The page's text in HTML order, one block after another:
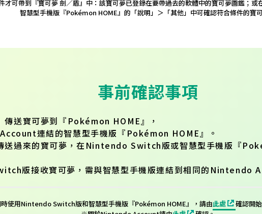
才可帶到『寶可夢 劍／盾』中：該寶可夢已登錄在要帶過去的軟體中的寶可夢圖鑑；
智慧型手機版『Pokémon HOME』的「說明」＞「其他」中可確認符合條件的寶
事前確認事項
送寶可夢到『Pokémon HOME』，
連結的智慧型手機版『Pokémon HOME』。
送過來的寶可夢，在Nintendo Switch版或智慧型手機版『
版接收寶可夢，需與智慧型手機版連結到相同的Nintendo
使用Nintendo Switch版和智慧型手機版『Pokémon HOME』，請由此處
確認開